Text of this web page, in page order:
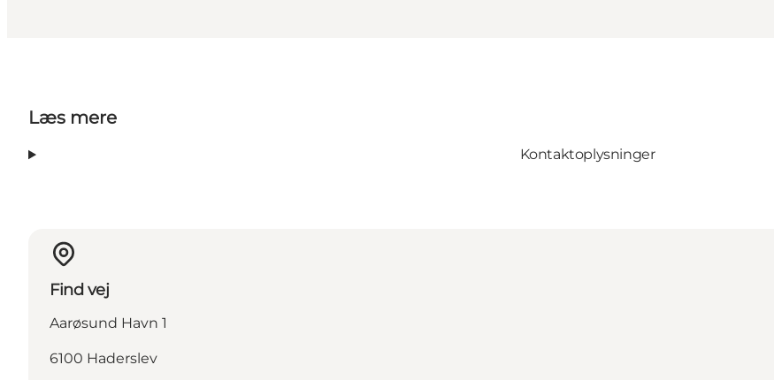
Læs mere
Kontaktoplysninger
Find vej
Aarøsund Havn 1
6100 Haderslev